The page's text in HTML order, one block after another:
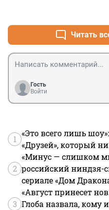
Читать
Гость
Войти
1
«Это всего лишь
«Друзей», который
2
«Минус — слишком
российский ниндзя-
сериале «Дом
3
«Август принесет
Глоба назвала, кому